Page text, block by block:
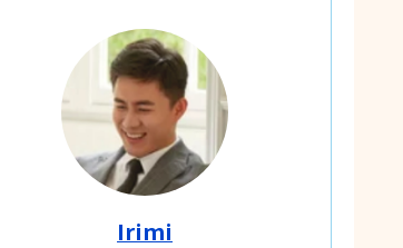
Irimi